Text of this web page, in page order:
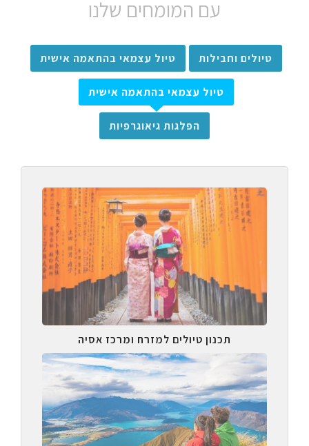
עם המומחים שלנו
טיולים וחבילות טיול עצמאי בהתאמה אישית
טיול עצמאי בהתאמה אישית
הפלגות גיאוגרפיות
תכנון טיולים למזרח ומרכז אסיה